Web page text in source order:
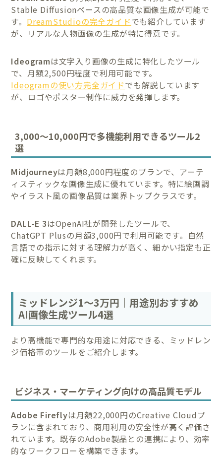
Stable Diffusionベースの高品質な画像生成が可能で
す。 DreamStudioの完全ガイドでも紹介しています
が、リアルな人物画像の生成が特に得意です。
Ideogramは文字入り画像の生成に特化したツール
で、月額2,500円程度で利用可能です。
Ideogramの使い方完全ガイドでも解説しています
が、ロゴやポスター制作に威力を発揮します。
3,000～10,000円で多機能利用できるツール2
選
Midjourneyは月額8,000円程度のプランで、アーテ
ィスティックな画像生成に優れています。特に絵画調
やイラスト風の画像品質は業界トップクラスです。
DALL-E 3はOpenAI社が開発したツールで、
ChatGPT Plusの月額3,000円で利用可能です。自然
言語での指示に対する理解力が高く、細かい指定も正
確に反映してくれます。
ミッドレンジ1～3万円｜用途別おすすめ
AI画像生成ツール4選
より高機能で専門的な用途に対応できる、ミッドレン
ジ価格帯のツールをご紹介します。
ビジネス・マーケティング向けの高品質モデル
Adobe Fireflyは月額22,000円のCreative Cloudプ
ランに含まれており、商用利用の安全性が高く評価さ
れています。既存のAdobe製品との連携により、効率
的なワークフローを構築できます。